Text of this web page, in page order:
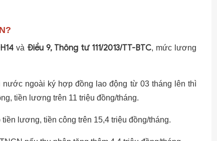
và Điều 9, Thông tư 111/2013/TT-BTC, mức lương
ngoài ký hợp đồng lao động từ 03 tháng lên thì
tiền lương trên 11 triệu đồng/tháng.
tiền lương, tiền công trên 15,4 triệu đồng/tháng.